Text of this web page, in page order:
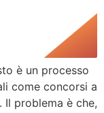
è un processo
come concorsi a
problema è che,